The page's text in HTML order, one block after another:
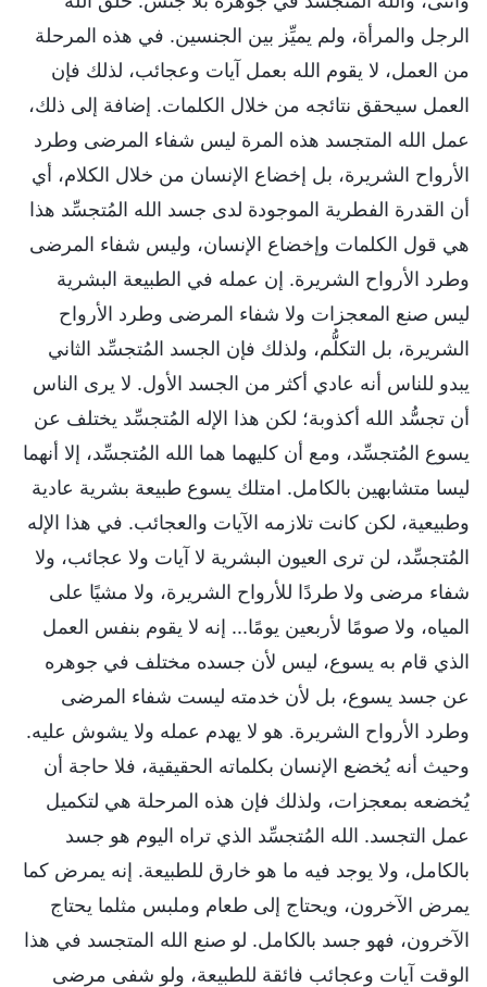
الرجل والمرأة، ولم يميِّز بين الجنسين. في هذه المرحلة
من العمل، لا يقوم الله بعمل آيات وعجائب، لذلك فإن
العمل سيحقق نتائجه من خلال الكلمات. إضافة إلى ذلك،
عمل الله المتجسد هذه المرة ليس شفاء المرضى وطرد
الأرواح الشريرة، بل إخضاع الإنسان من خلال الكلام، أي
أن القدرة الفطرية الموجودة لدى جسد الله المُتجسِّد هذا
هي قول الكلمات وإخضاع الإنسان، وليس شفاء المرضى
وطرد الأرواح الشريرة. إن عمله في الطبيعة البشرية
ليس صنع المعجزات ولا شفاء المرضى وطرد الأرواح
الشريرة، بل التكلُّم، ولذلك فإن الجسد المُتجسِّد الثاني
يبدو للناس أنه عادي أكثر من الجسد الأول. لا يرى الناس
أن تجسُّد الله أكذوبة؛ لكن هذا الإله المُتجسِّد يختلف عن
يسوع المُتجسِّد، ومع أن كليهما هما الله المُتجسِّد، إلا أنهما
ليسا متشابهين بالكامل. امتلك يسوع طبيعة بشرية عادية
وطبيعية، لكن كانت تلازمه الآيات والعجائب. في هذا الإله
المُتجسِّد، لن ترى العيون البشرية لا آيات ولا عجائب، ولا
شفاء مرضى ولا طردًا للأرواح الشريرة، ولا مشيًا على
المياه، ولا صومًا لأربعين يومًا... إنه لا يقوم بنفس العمل
الذي قام به يسوع، ليس لأن جسده مختلف في جوهره
عن جسد يسوع، بل لأن خدمته ليست شفاء المرضى
وطرد الأرواح الشريرة. هو لا يهدم عمله ولا يشوش عليه.
وحيث أنه يُخضع الإنسان بكلماته الحقيقية، فلا حاجة أن
يُخضعه بمعجزات، ولذلك فإن هذه المرحلة هي لتكميل
عمل التجسد. الله المُتجسِّد الذي تراه اليوم هو جسد
بالكامل، ولا يوجد فيه ما هو خارق للطبيعة. إنه يمرض كما
يمرض الآخرون، ويحتاج إلى طعام وملبس مثلما يحتاج
الآخرون، فهو جسد بالكامل. لو صنع الله المتجسد في هذا
الوقت آيات وعجائب فائقة للطبيعة، ولو شفى مرضى